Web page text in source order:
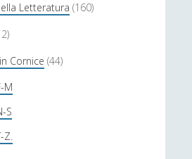
Letteratura (160)
Cornice (44)
M
S
Z.